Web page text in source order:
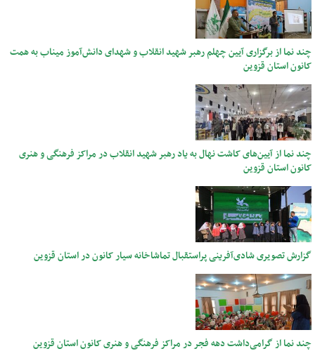
چند نما از برگزاری آیین چهلم رهبر شهید انقلاب و شهدای دانش‌آموز میناب به همت
کانون استان قزوین
چند نما از آیین‌های کاشت نهال به یاد رهبر شهید انقلاب در مراکز فرهنگی و هنری
کانون استان قزوین
گزارش تصویری شادی‌آفرینی پراستقبال تماشاخانه سیار کانون در استان قزوین
چند نما از گرامی‌داشت دهه فجر در مراکز فرهنگی و هنری کانون استان قزوین